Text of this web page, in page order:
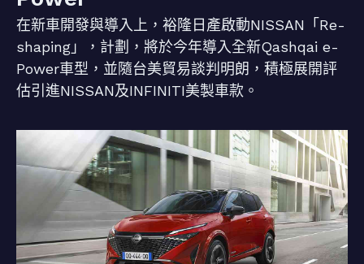
在新車開發與導入上，裕隆日產啟動NISSAN「Re-
shaping」，計劃，將於今年導入全新Qashqai e-
Power車型，並隨台美貿易談判明朗，積極展開評
估引進NISSAN及INFINITI美製車款。